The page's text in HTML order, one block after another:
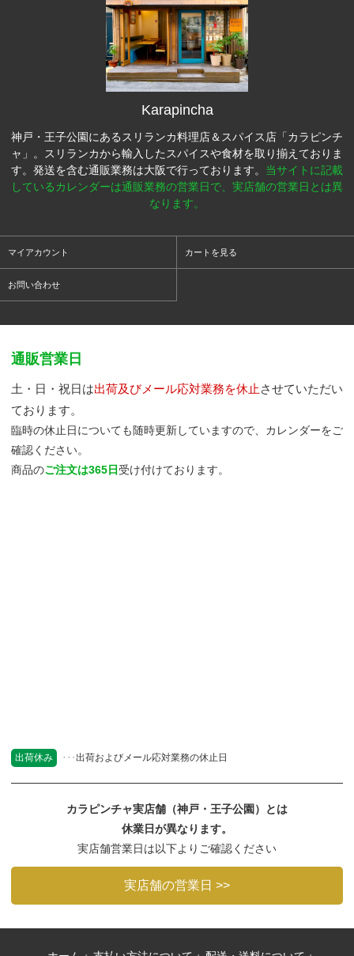
Karapincha
神戸・王子公園にあるスリランカ料理店＆スパイス店「カラピンチ
ャ」。スリランカから輸入したスパイスや食材を取り揃えておりま
す。発送を含む通販業務は大阪で行っております。 当サイトに記載
しているカレンダーは通販業務の営業日で、実店舗の営業日とは異
なります。
マイアカウント カートを見る
お問い合わせ
通販営業日
土・日・祝日は出荷及びメール応対業務を休止 させていただい
ております。
臨時の休止日についても随時更新していますので、カレンダーをご
確認ください。
商品のご注文は365日受け付けております。
出荷休み 出荷およびメール応対業務の休止日
カラピンチャ実店舗（神戸・王子公園）とは
休業日が異なります。
実店舗営業日は以下よりご確認ください
実店舗の営業日 >>